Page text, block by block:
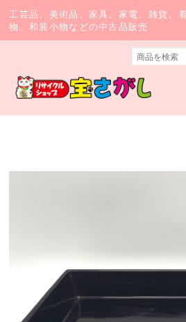
工芸品、美術品、家具、家電、雑貨、着
物、和装小物などの中古品販売